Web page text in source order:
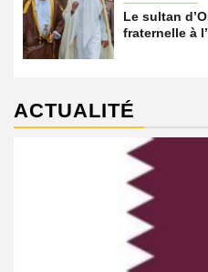
Le sultan
fraternelle à
ACTUALITÉ